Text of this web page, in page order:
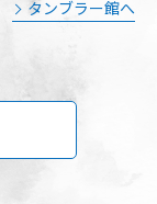
タンブラー館へ